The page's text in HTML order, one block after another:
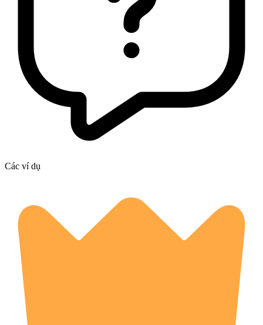
Các ví dụ